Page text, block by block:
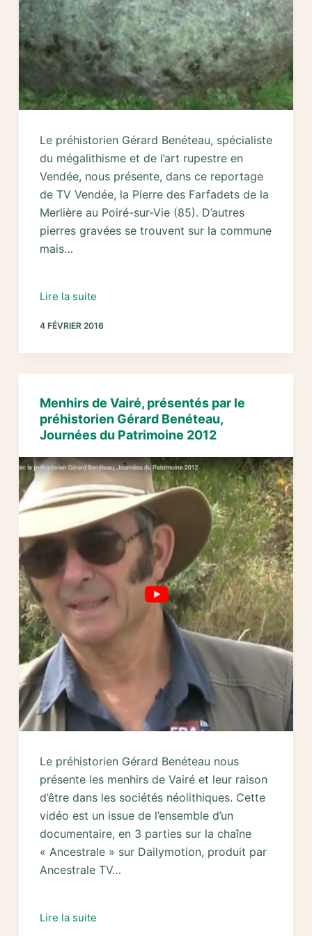
Le préhistorien Gérard Benéteau, spécialiste
du mégalithisme et de l’art rupestre en
Vendée, nous présente, dans ce reportage
de TV Vendée, la Pierre des Farfadets de la
Merlière au Poiré-sur-Vie (85). D’autres
pierres gravées se trouvent sur la commune
mais…
Lire la suiteReportage
Vendée
des
Farfadets
présentée
Gérard
Benéteau
4 FÉVRIER 2016
Menhirs de Vairé, présentés par le
préhistorien Gérard Benéteau,
Journées du Patrimoine 2012
Le préhistorien Gérard Benéteau nous
présente les menhirs de Vairé et leur raison
d’être dans les sociétés néolithiques. Cette
vidéo est un issue de l’ensemble d’un
documentaire, en 3 parties sur la chaîne
« Ancestrale » sur Dailymotion, produit par
Ancestrale TV…
Lire la suiteMenhirs